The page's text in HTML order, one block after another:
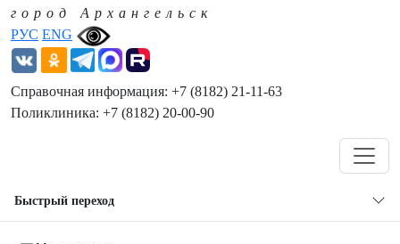
РУС ENG
город Архангельск
Справочная информация: +7 (8182) 21-11-63
Поликлиника: +7 (8182) 20-00-90
Быстрый переход